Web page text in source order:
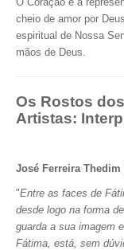
cheio de amor por
espiritual de Nossa
mãos de Deus.
Os Rostos
Artistas:
José Ferreira Thedim
"Entre as faces de
desde logo na forma
guarda a sua imagem
Fátima, está, sem